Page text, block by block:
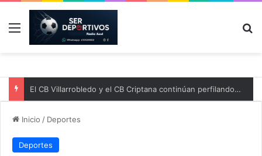
Menú
El CB Villarrobledo y el CB Criptana continúan perfilando sus plantillas
Inicio / Deportes
Deportes